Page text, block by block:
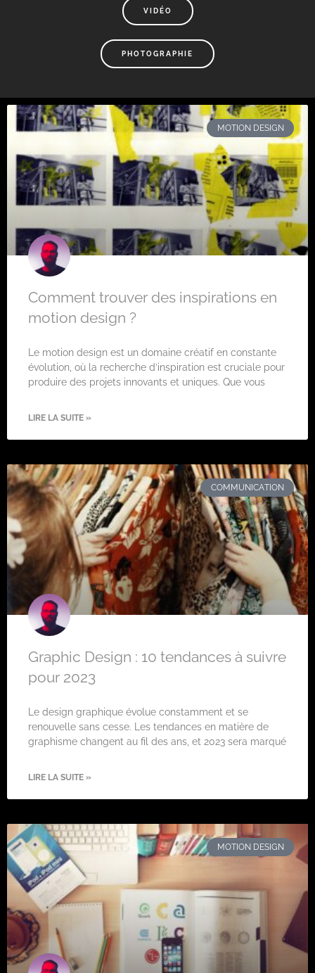
VIDÉO
PHOTOGRAPHIE
MOTION DESIGN
Comment trouver des inspirations en
motion design ?
Le motion design est un domaine créatif en constante
évolution, où la recherche d’inspiration est cruciale pour
produire des projets innovants et uniques. Que vous
LIRE LA SUITE »
COMMUNICATION
Graphic Design : 10 tendances à suivre
pour 2023
Le design graphique évolue constamment et se
renouvelle sans cesse. Les tendances en matière de
graphisme changent au fil des ans, et 2023 sera marqué
LIRE LA SUITE »
MOTION DESIGN